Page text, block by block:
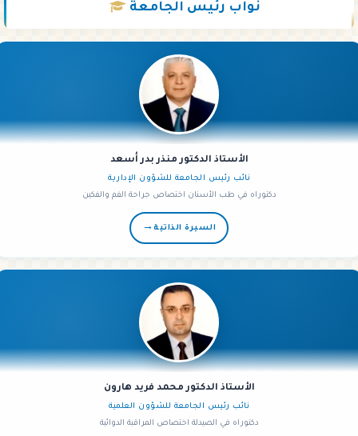
نواب رئيس الجامعة
الأستاذ الدكتور منذر بدر أسعد
نائب رئيس الجامعة للشؤون الإدارية
دكتوراه في طب الأسنان اختصاص جراحة الفم والفكين
السيرة الذاتية→
الأستاذ الدكتور محمد فريد هارون
نائب رئيس الجامعة للشؤون العلمية
دكتوراه في الصيدلة اختصاص المراقبة الدوائية